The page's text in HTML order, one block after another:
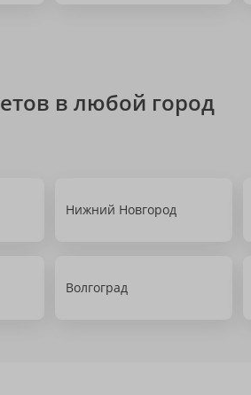
в любой город
Нижний Новгород
Волгоград